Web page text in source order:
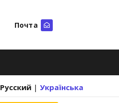
Почта
Русский | Українська